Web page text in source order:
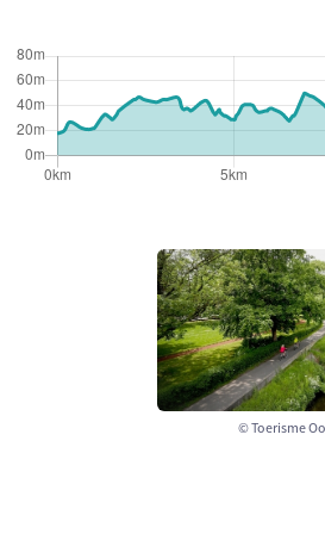
© Toerisme